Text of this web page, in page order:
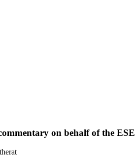
on behalf of the ESE